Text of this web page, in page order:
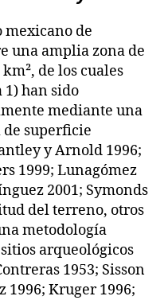
mexicano de
una amplia zona de
de los cuales
1) han sido
mediante una
superficie
y Arnold 1996;
1999; Lunagómez
2001; Symonds
del terreno, otros
metodología
arqueológicos
1953; Sisson
1996; Kruger 1996;